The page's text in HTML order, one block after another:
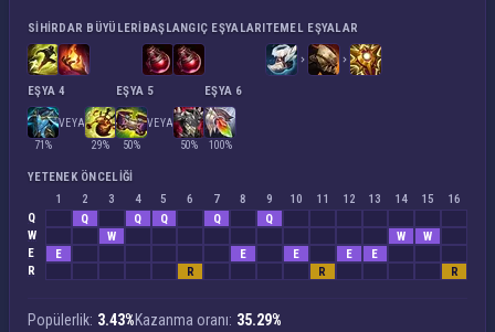
SIHIRDAR BÜYÜLERIBAŞLANGIÇ EŞYALARITEMEL EŞYALAR
EŞYA 4
71%
VEYA
29%
EŞYA 5
50%
VEYA
50%
EŞYA 6
100%
YETENEK ÖNCELIĞI
1
2 3 4 5 6 7 8 9 10 11 12 13 14 15
16
Q
Q Q Q Q
Q
W
W W
W
E
E E E E
E
R
R R R
Popülerlik: 3.43%Kazanma oranı: 35.29%